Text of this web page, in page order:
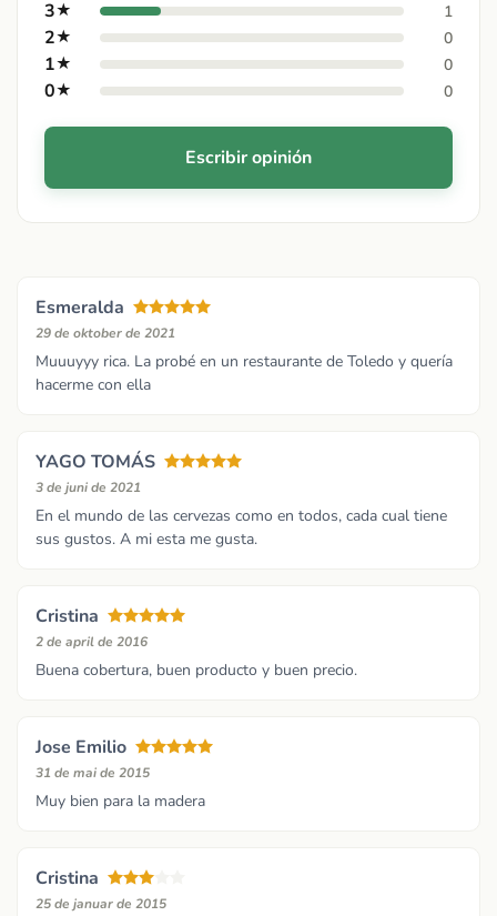
3★ 1
2★ 0
1★ 0
0★ 0
Escribir opinión
Esmeralda
29 de oktober de 2021
Muuuyyy rica. La probé en un restaurante de Toledo y quería
hacerme con ella
YAGO TOMÁS
3 de juni de 2021
En el mundo de las cervezas como en todos, cada cual tiene
sus gustos. A mi esta me gusta.
Cristina
2 de april de 2016
Buena cobertura, buen producto y buen precio.
Jose Emilio
31 de mai de 2015
Muy bien para la madera
Cristina
25 de januar de 2015